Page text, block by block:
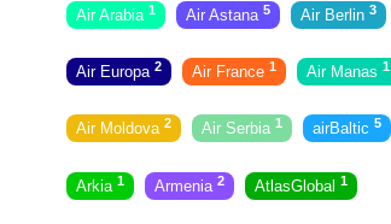
Air Arabia 1 Air Astana 5 Air Berlin 3
Air Europa 2 Air France 1 Air Manas 1
Air Moldova 2 Air Serbia 1 airBaltic 5
Arkia 1 Armenia 2 AtlasGlobal 1